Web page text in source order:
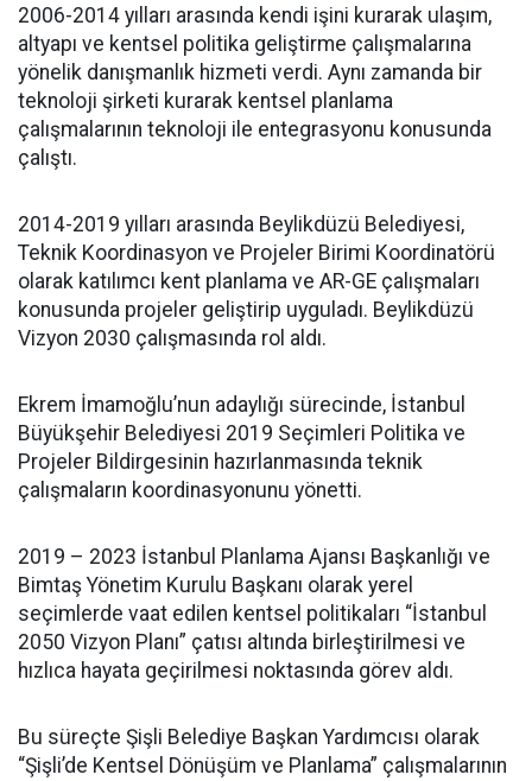
2006-2014 yılları arasında kendi işini kurarak ulaşım,
altyapı ve kentsel politika geliştirme çalışmalarına
yönelik danışmanlık hizmeti verdi. Aynı zamanda bir
teknoloji şirketi kurarak kentsel planlama
çalışmalarının teknoloji ile entegrasyonu konusunda
çalıştı.
2014-2019 yılları arasında Beylikdüzü Belediyesi,
Teknik Koordinasyon ve Projeler Birimi Koordinatörü
olarak katılımcı kent planlama ve AR-GE çalışmaları
konusunda projeler geliştirip uyguladı. Beylikdüzü
Vizyon 2030 çalışmasında rol aldı.
Ekrem İmamoğlu’nun adaylığı sürecinde, İstanbul
Büyükşehir Belediyesi 2019 Seçimleri Politika ve
Projeler Bildirgesinin hazırlanmasında teknik
çalışmaların koordinasyonunu yönetti.
2019 – 2023 İstanbul Planlama Ajansı Başkanlığı ve
Bimtaş Yönetim Kurulu Başkanı olarak yerel
seçimlerde vaat edilen kentsel politikaları “İstanbul
2050 Vizyon Planı” çatısı altında birleştirilmesi ve
hızlıca hayata geçirilmesi noktasında görev aldı.
Bu süreçte Şişli Belediye Başkan Yardımcısı olarak
“Şişli’de Kentsel Dönüşüm ve Planlama” çalışmalarının